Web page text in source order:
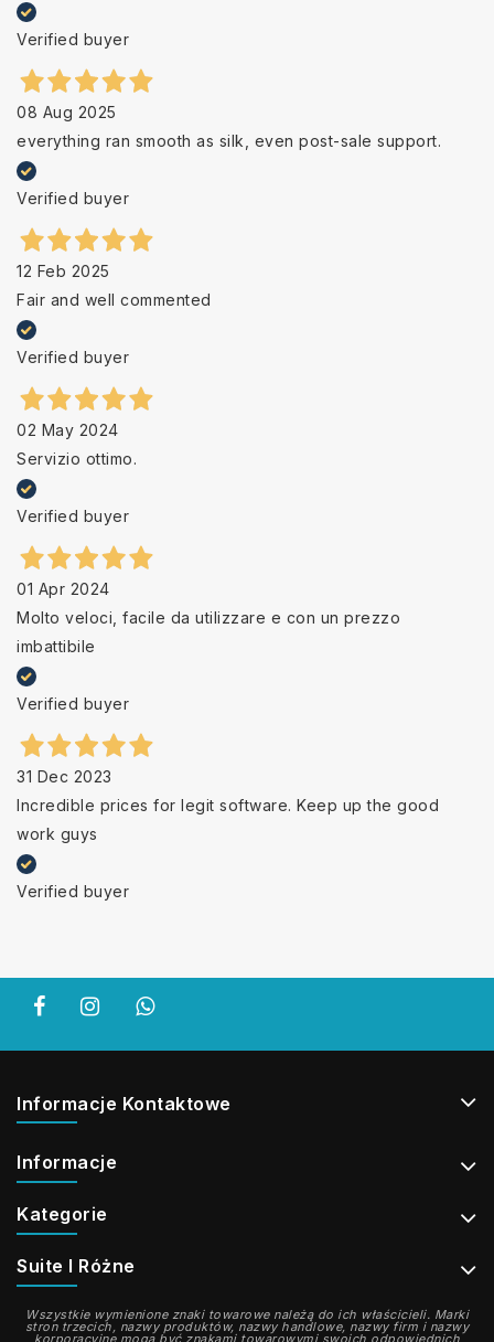
Verified buyer
08 Aug 2025
everything ran smooth as silk, even post-sale support.
Verified buyer
12 Feb 2025
Fair and well commented
Verified buyer
02 May 2024
Servizio ottimo.
Verified buyer
01 Apr 2024
Molto veloci, facile da utilizzare e con un prezzo
imbattibile
Verified buyer
31 Dec 2023
Incredible prices for legit software. Keep up the good
work guys
Verified buyer
Informacje Kontaktowe
Informacje
Kategorie
Suite I Różne
Wszystkie wymienione znaki towarowe należą do ich właścicieli. Marki
stron trzecich, nazwy produktów, nazwy handlowe, nazwy firm i nazwy
korporacyjne mogą być znakami towarowymi swoich odpowiednich